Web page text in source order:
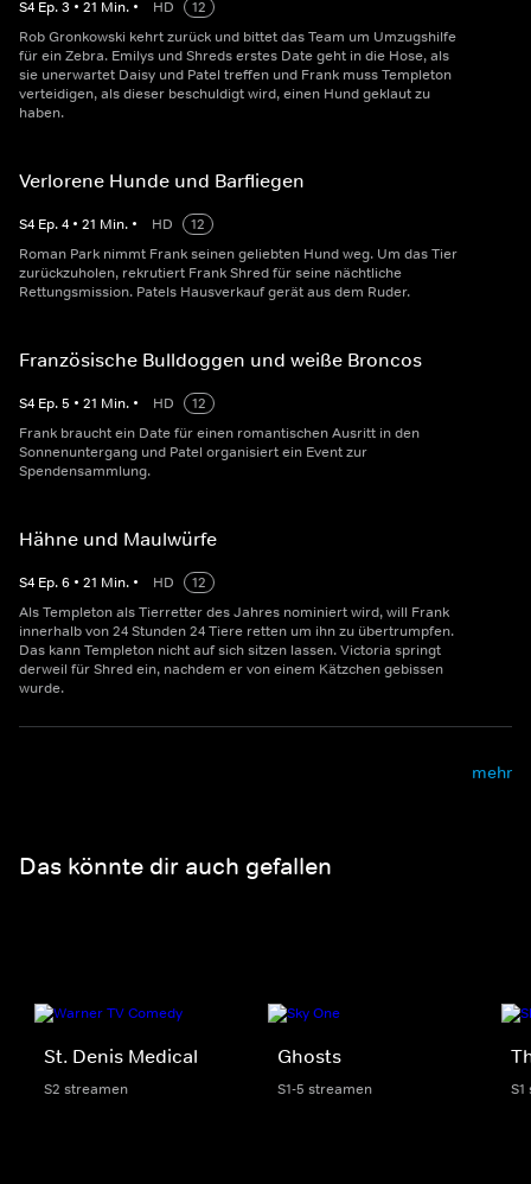
S4 Ep.3 • 21 Min. • HD
12
Rob Gronkowski kehrt zurück und bittet das Team um Umzugshilfe
für ein Zebra. Emilys und Shreds erstes Date geht in die Hose, als
sie unerwartet Daisy und Patel treffen und Frank muss Templeton
verteidigen, als dieser beschuldigt wird, einen Hund geklaut zu
haben.
Verlorene Hunde und Barfliegen
S4 Ep.4 • 21 Min. • HD
12
Roman Park nimmt Frank seinen geliebten Hund weg. Um das Tier
zurückzuholen, rekrutiert Frank Shred für seine nächtliche
Rettungsmission. Patels Hausverkauf gerät aus dem Ruder.
Französische Bulldoggen und weiße Broncos
S4 Ep.5 • 21 Min. • HD
12
Frank braucht ein Date für einen romantischen Ausritt in den
Sonnenuntergang und Patel organisiert ein Event zur
Spendensammlung.
Hähne und Maulwürfe
S4 Ep.6 • 21 Min. • HD
12
Als Templeton als Tierretter des Jahres nominiert wird, will Frank
innerhalb von 24 Stunden 24 Tiere retten um ihn zu übertrumpfen.
Das kann Templeton nicht auf sich sitzen lassen. Victoria springt
derweil für Shred ein, nachdem er von einem Kätzchen gebissen
wurde.
mehr
Das könnte dir auch gefallen
St. Denis Medical
S2 streamen
Ghosts
S1-5 streamen